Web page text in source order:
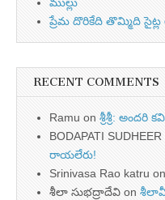
ముల్లు
ప్రేమ దొరికేది తొమ్మిది సైట్ల
RECENT COMMENTS
Ramu on శ్రీశ్రీ: అందరి
BODAPATI
రాయలేరు!
Srinivasa Rao katru on
శీలా సుభద్రాదేవి on